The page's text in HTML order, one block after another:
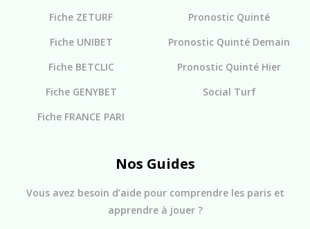
Fiche ZETURF
Fiche UNIBET
Fiche BETCLIC
Fiche GENYBET
Fiche FRANCE PARI
Pronostic Quinté
Pronostic Quinté Demain
Pronostic Quinté Hier
Social Turf
Nos Guides
Vous avez besoin d’aide pour comprendre les paris et
apprendre à jouer ?